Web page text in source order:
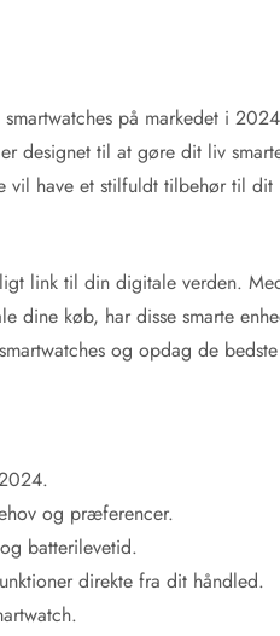
på markedet i
designet til at gøre dit liv
vil have et stilfuldt tilbehør til
link til din digitale verden.
dine køb, har disse smarte
og opdag de
og præferencer.
batterilevetid.
direkte fra dit håndled.